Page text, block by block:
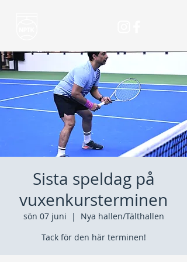
Sista speldag på
vuxenkursterminen
sön 07 juni
  |
Nya hallen/Tälthallen
Tack för den här terminen!